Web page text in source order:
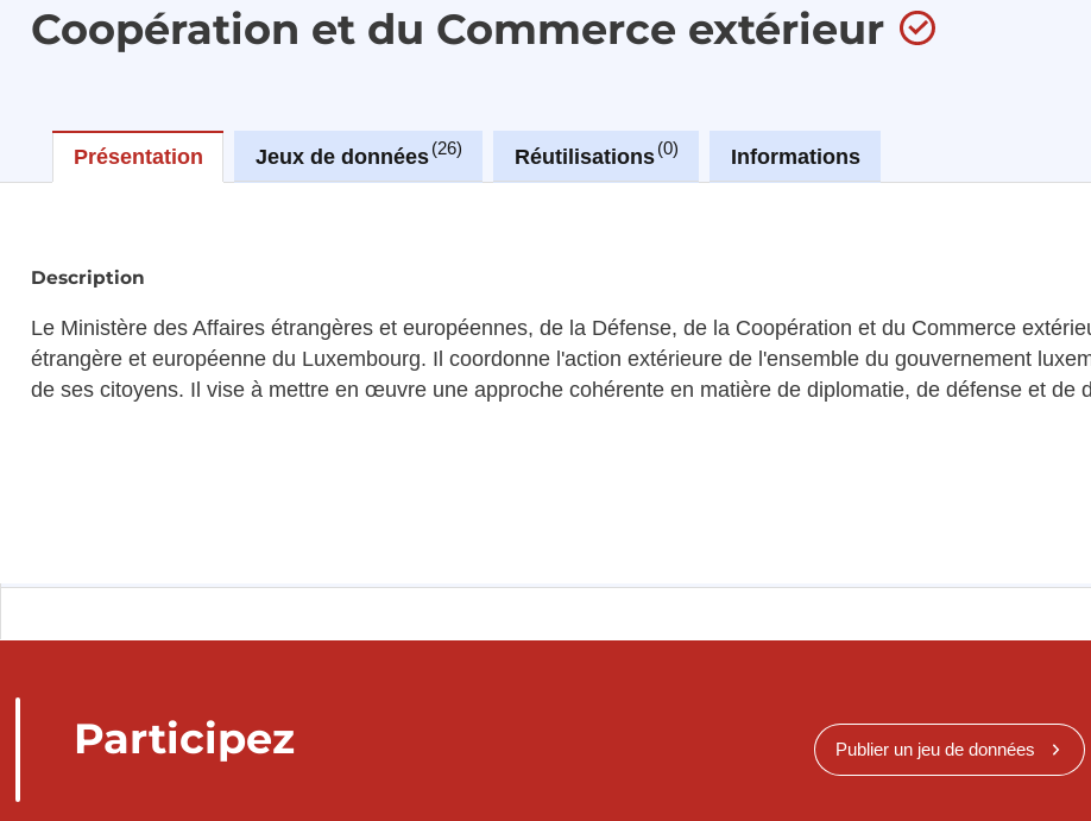
Coopération et du Commerce extérieur
Présentation Jeux de données 26 Réutilisations 0 Informations
Description
Le Ministère des Affaires étrangères et européennes, de la Défense, de la Coopération et du Commerce
étrangère et européenne du Luxembourg. Il coordonne l'action extérieure de l'ensemble du gouvernement
de ses citoyens. Il vise à mettre en œuvre une approche cohérente en matière de diplomatie, de défense et de
Participez Publier un jeu de données